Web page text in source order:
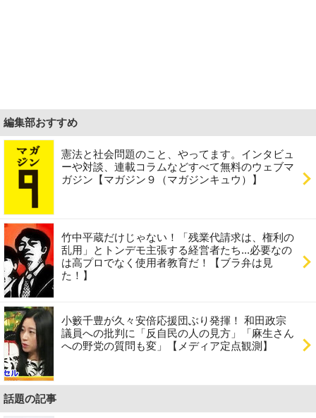
編集部おすすめ
憲法と社会問題のこと、やってます。インタビュ
ーや対談、連載コラムなどすべて無料のウェブマ
ガジン【マガジン９（マガジンキュウ）】
竹中平蔵だけじゃない！「残業代請求は、権利の
乱用」とトンデモ主張する経営者たち...必要なの
は高プロでなく使用者教育だ！【ブラ弁は見
た！】
小籔千豊が久々安倍応援団ぶり発揮！ 和田政宗
議員への批判に「反自民の人の見方」「麻生さん
への野党の質問も変」【メディア定点観測】
話題の記事